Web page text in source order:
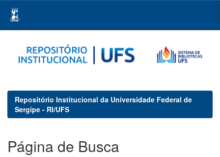
navigation
Repositório Institucional da Universidade Federal de
Sergipe - RI/UFS
Página de Busca